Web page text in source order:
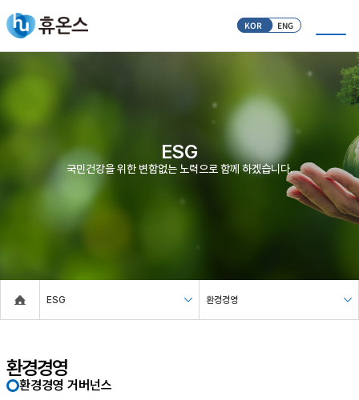
KOR ENG
ESG
국민건강을 위한 변함없는 노력으로 함께 하겠습니다.
ESG 환경경영
환경경영
환경경영 거버넌스